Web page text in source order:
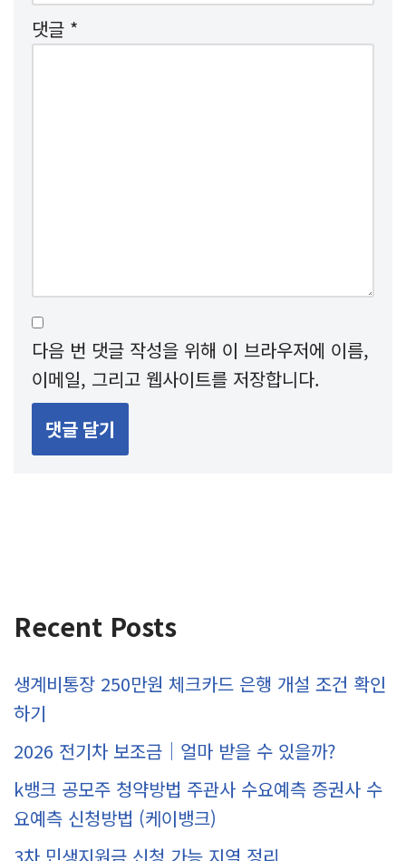
댓글 *
다음 번 댓글 작성을 위해 이 브라우저에 이름,
이메일, 그리고 웹사이트를 저장합니다.
Recent Posts
생계비통장 250만원 체크카드 은행 개설 조건 확인
하기
2026 전기차 보조금｜얼마 받을 수 있을까?
k뱅크 공모주 청약방법 주관사 수요예측 증권사 수
요예측 신청방법 (케이뱅크)